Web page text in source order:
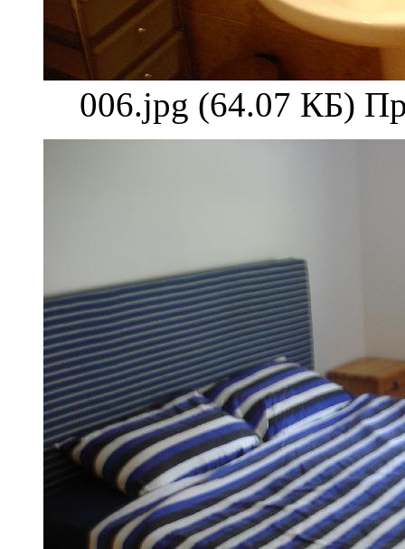
006.jpg (64.07 КБ)